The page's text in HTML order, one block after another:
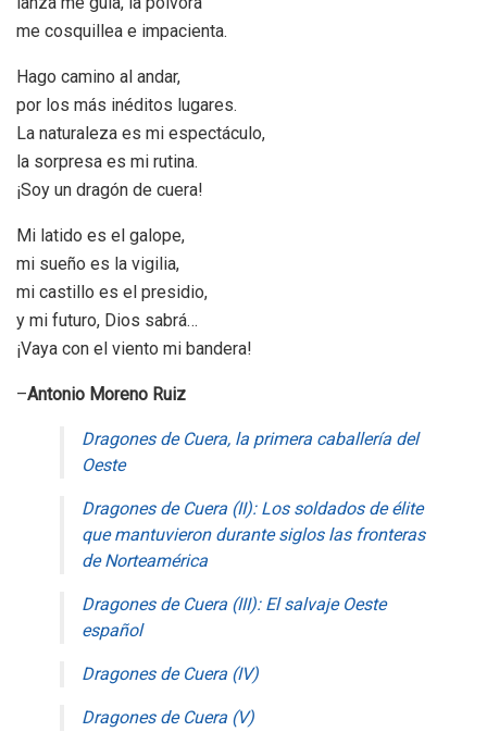
me cosquillea e impacienta.
Hago camino al andar,
por los más inéditos lugares.
La naturaleza es mi espectáculo,
la sorpresa es mi rutina.
¡Soy un dragón de cuera!
Mi latido es el galope,
mi sueño es la vigilia,
mi castillo es el presidio,
y mi futuro, Dios sabrá…
¡Vaya con el viento mi bandera!
–Antonio Moreno Ruiz
Dragones de Cuera, la primera caballería del
Oeste
Dragones de Cuera (II): Los soldados de élite
que mantuvieron durante siglos las fronteras
de Norteamérica
Dragones de Cuera (III): El salvaje Oeste
español
Dragones de Cuera (IV)
Dragones de Cuera (V)